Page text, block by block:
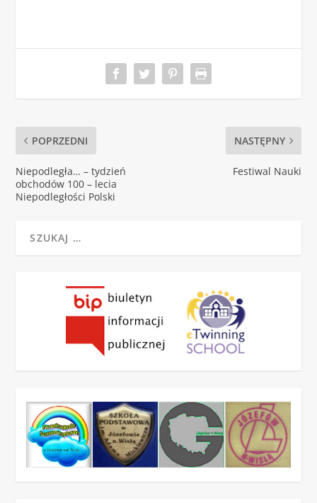
POPRZEDNI
Niepodległa… – tydzień
obchodów 100 – lecia
Niepodległości Polski
NASTĘPNY
Festiwal Nauki